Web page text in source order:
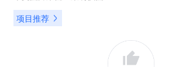
项目推荐